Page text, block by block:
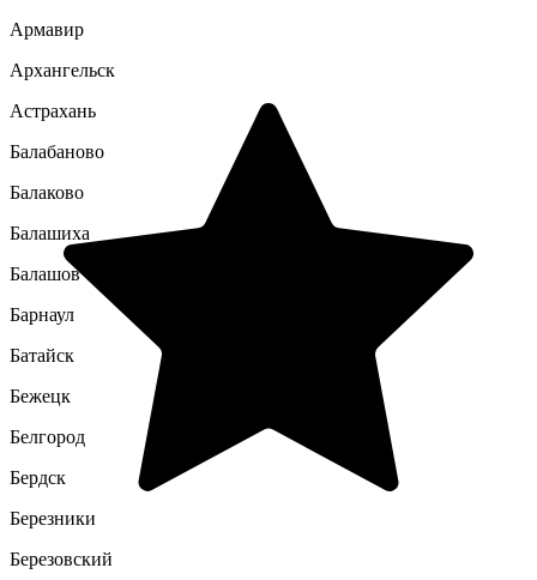
Армавир
Архангельск
Астрахань
Балабаново
Балаково
Балашиха
Балашов
Барнаул
Батайск
Бежецк
Белгород
Бердск
Березники
Березовский